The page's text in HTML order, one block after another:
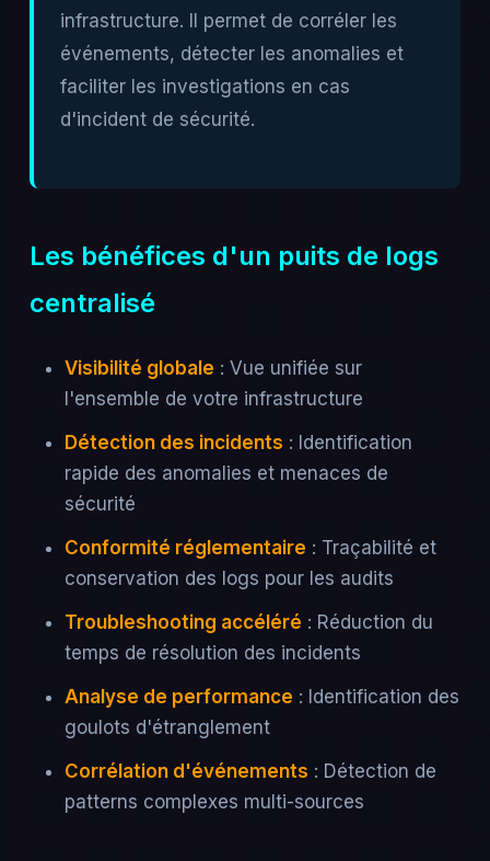
infrastructure. Il permet de corréler les
événements, détecter les anomalies et
faciliter les investigations en cas
d'incident de sécurité.
Les bénéfices d'un puits de logs
centralisé
Visibilité globale : Vue unifiée sur
l'ensemble de votre infrastructure
Détection des incidents : Identification
rapide des anomalies et menaces de
sécurité
Conformité réglementaire : Traçabilité et
conservation des logs pour les audits
Troubleshooting accéléré : Réduction du
temps de résolution des incidents
Analyse de performance : Identification des
goulots d'étranglement
Corrélation d'événements : Détection de
patterns complexes multi-sources